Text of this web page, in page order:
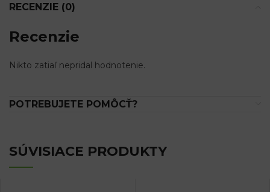
RECENZIE (0)
Recenzie
Nikto zatiaľ nepridal hodnotenie.
POTREBUJETE POMÔCŤ?
SÚVISIACE PRODUKTY